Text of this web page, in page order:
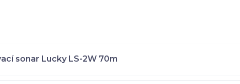
sonar Lucky LS-2W 70m